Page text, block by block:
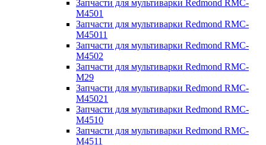
Запчасти для мультиварки Redmond RMC-
M4501
Запчасти для мультиварки Redmond RMC-
M45011
Запчасти для мультиварки Redmond RMC-
M4502
Запчасти для мультиварки Redmond RMC-
M29
Запчасти для мультиварки Redmond RMC-
M45021
Запчасти для мультиварки Redmond RMC-
M4510
Запчасти для мультиварки Redmond RMC-
M4511